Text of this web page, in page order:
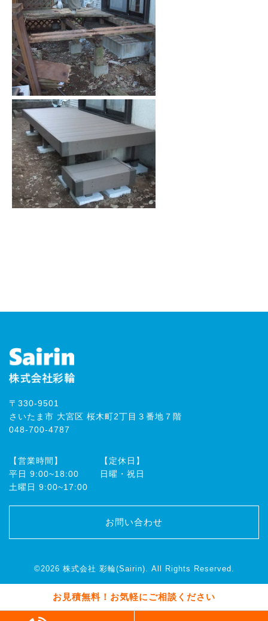
お見積無料！お気軽にご相談ください
〒330-9501
さいたま市 大宮区 桜木町2丁目３番地７階
048-700-4787
【営業時間】
平⽇ 9:00~18:00
⼟曜⽇ 9:00~17:00
【定休日】
⽇曜・祝⽇
お問い合わせ
©2026 株式会社 彩輪(Sairin) . All Rights Reserved.